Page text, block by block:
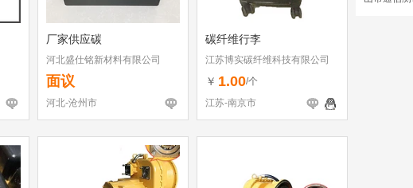
厂家供应碳
河北盛仕铭新材料有限公司
面议
河北-沧州市
碳纤维行李
江苏博实碳纤维科技有限公司
￥ 1.00/个
江苏-南京市